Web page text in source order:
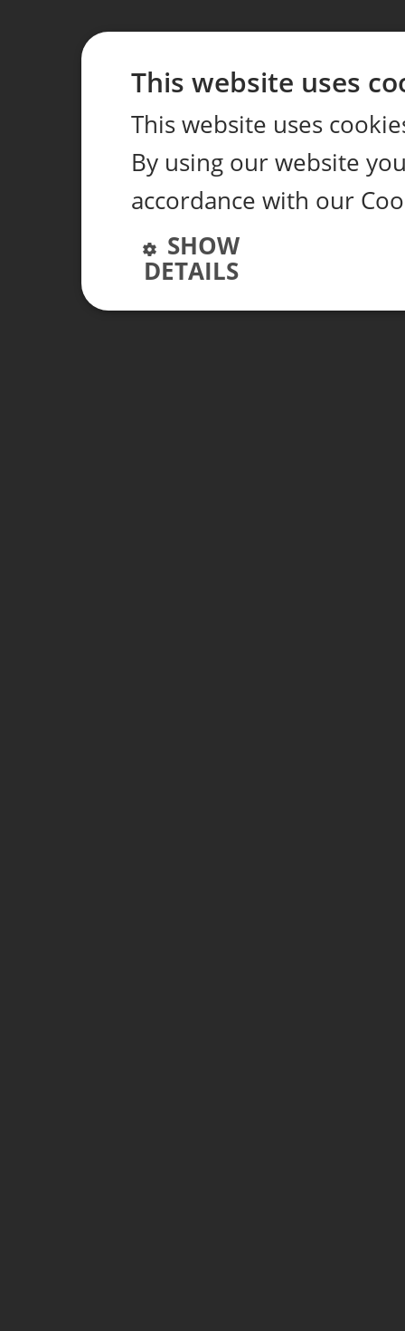
This website uses
This website uses
By using our website
accordance with our
SHOW
DETAILS